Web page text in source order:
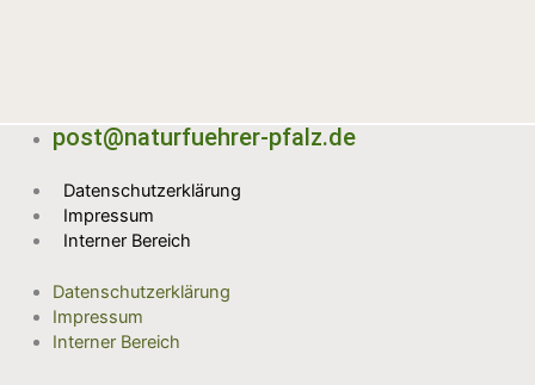
post@naturfuehrer-pfalz.de
Datenschutzerklärung
Impressum
Interner Bereich
Datenschutzerklärung
Impressum
Interner Bereich